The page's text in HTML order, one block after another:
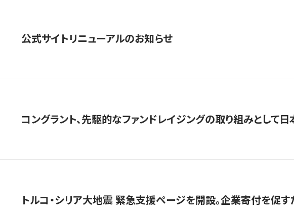
公式サイトリニューアルのお知らせ
コングラント、先駆的なファンドレイジングの取り組みとして
トルコ・シリア大地震 緊急支援ページを開設。企業寄付を促